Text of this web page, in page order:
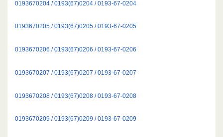
0193670204 / 0193(67)0204 / 0193-67-0204
0193670205 / 0193(67)0205 / 0193-67-0205
0193670206 / 0193(67)0206 / 0193-67-0206
0193670207 / 0193(67)0207 / 0193-67-0207
0193670208 / 0193(67)0208 / 0193-67-0208
0193670209 / 0193(67)0209 / 0193-67-0209